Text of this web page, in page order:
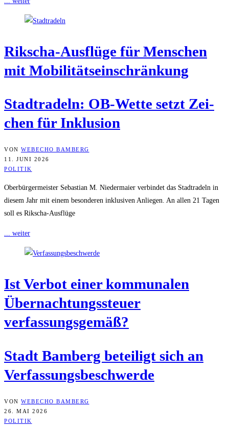
Rik­scha-Aus­flü­ge für Men­schen
mit Mobilitätseinschränkung
Stadt­ra­deln: OB-Wet­te setzt Zei­
chen für Inklusion
VON WEBECHO BAMBERG
11. JUNI 2026
POLITIK
Oberbürgermeister Sebastian M. Niedermaier verbindet das Stadtradeln in
diesem Jahr mit einem besonderen inklusiven Anliegen. An allen 21 Tagen
soll es Rikscha-Ausflüge
... weiter
Ist Ver­bot einer kom­mu­na­len
Über­nach­tungs­steu­er
verfassungsgemäß?
Stadt Bam­berg betei­ligt sich an
Verfassungsbeschwerde
VON WEBECHO BAMBERG
26. MAI 2026
POLITIK